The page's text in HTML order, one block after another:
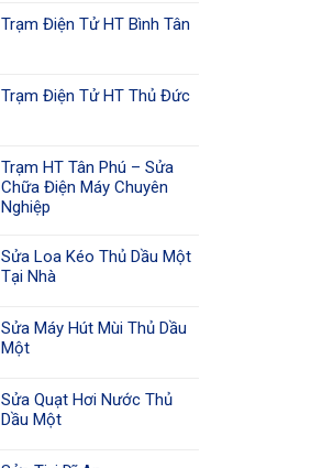
Trạm Điện Tử HT Bình Tân
Trạm Điện Tử HT Thủ Đức
Trạm HT Tân Phú – Sửa
Chữa Điện Máy Chuyên
Nghiệp
Sửa Loa Kéo Thủ Dầu Một
Tại Nhà
Sửa Máy Hút Mùi Thủ Dầu
Một
Sửa Quạt Hơi Nước Thủ
Dầu Một